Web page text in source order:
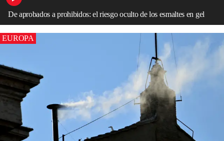
De aprobados a prohibidos: el riesgo oculto de los esmaltes en gel
EUROPA